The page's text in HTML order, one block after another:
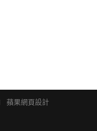
蘋果網頁設計